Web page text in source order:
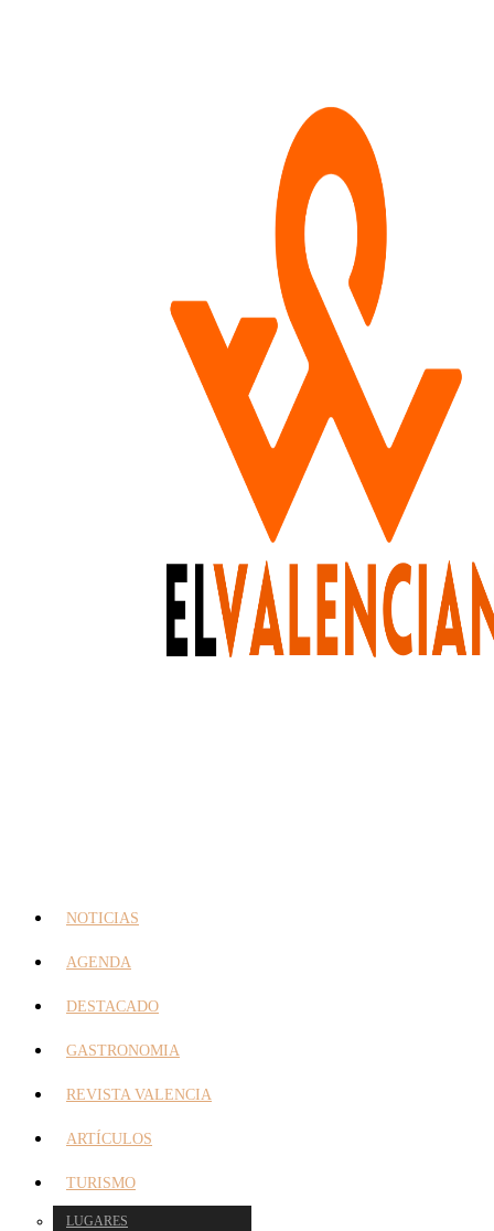
NOTICIAS
AGENDA
DESTACADO
GASTRONOMIA
REVISTA VALENCIA
ARTÍCULOS
TURISMO
LUGARES